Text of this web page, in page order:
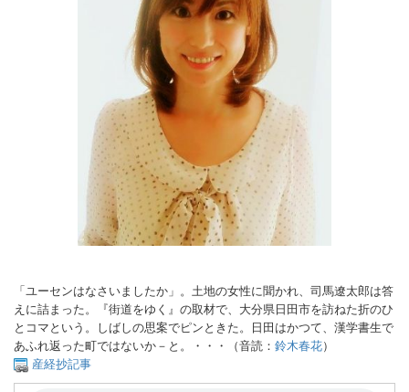
「ユーセンはなさいましたか」。土地の女性に聞かれ、司馬遼太郎は答
えに詰まった。『街道をゆく』の取材で、大分県日田市を訪ねた折のひ
とコマという。しばしの思案でピンときた。日田はかつて、漢学書生で
あふれ返った町ではないか－と。・・・（音読： 鈴木春花）
産経抄記事